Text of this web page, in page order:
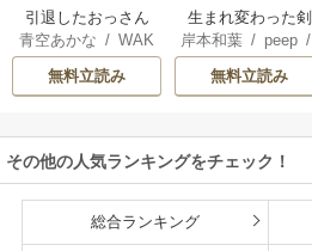
引退したおっさん
賢者だが愛弟子が
追放されてきたの
で傷心旅行に連れ
イフな旅のつもり
が、なぜか世界最
強の師弟になって
版】
青空あかな /WAK
ANA KURAGUCHI
pallet/アイラ
listaSTUDIO
無料立読み
生まれ変わった剣
聖、剣士が冷遇さ
れる魔術至上主義
の学園で無双する
岸本和葉/ peep/
染野静也 /
/taskey STUDI
無料立読み
その他の人気ランキングをチェック！
総合ランキング